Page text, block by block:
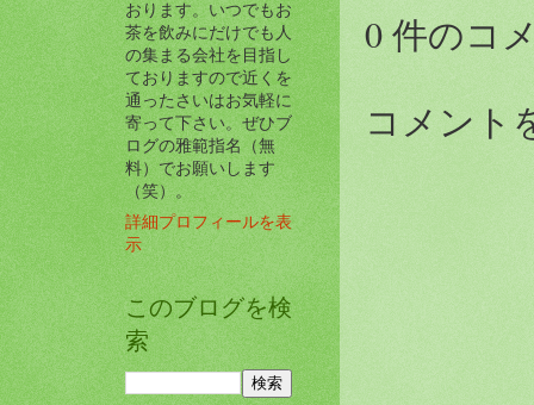
0 件のコ
コメント
おります。いつでもお
茶を飲みにだけでも人
の集まる会社を目指し
ておりますので近くを
通ったさいはお気軽に
寄って下さい。ぜひブ
ログの雅範指名（無
料）でお願いします
（笑）。
詳細プロフィールを表
示
このブログを検
索